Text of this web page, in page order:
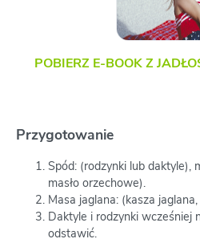
POBIERZ E-BOOK Z
Przygotowanie
Spód: (rodzynki lub daktyle),
masło orzechowe).
Masa jaglana: (kasza
Daktyle i rodzynki wcześniej
odstawić.